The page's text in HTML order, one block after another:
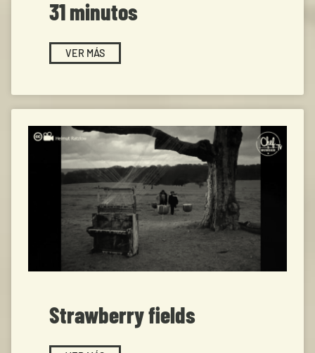
31 minutos
VER MÁS
Strawberry fields